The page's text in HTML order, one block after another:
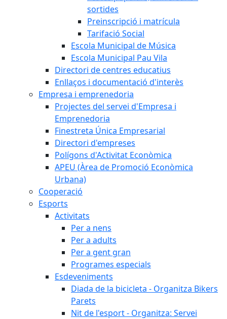
sortides
Preinscripció i matrícula
Tarifació Social
Escola Municipal de Música
Escola Municipal Pau Vila
Directori de centres educatius
Enllaços i documentació d'interès
Empresa i emprenedoria
Projectes del servei d'Empresa i
Emprenedoria
Finestreta Única Empresarial
Directori d'empreses
Polígons d'Activitat Econòmica
APEU (Àrea de Promoció Econòmica
Urbana)
Cooperació
Esports
Activitats
Per a nens
Per a adults
Per a gent gran
Programes especials
Esdeveniments
Diada de la bicicleta - Organitza Bikers
Parets
Nit de l'esport - Organitza: Servei